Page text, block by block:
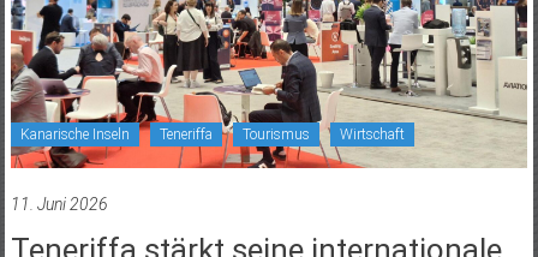
Kanarische Inseln Teneriffa Tourismus Wirtschaft
11. Juni 2026
Teneriffa stärkt seine internationale